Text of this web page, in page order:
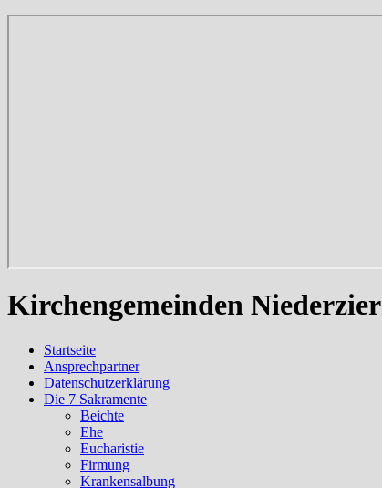
Kirchengemeinden Niederzier
Startseite
Ansprechpartner
Datenschutzerklärung
Die 7 Sakramente
Beichte
Ehe
Eucharistie
Firmung
Krankensalbung